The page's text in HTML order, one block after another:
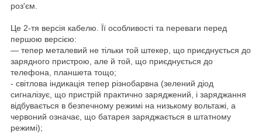
роз'єм.
Це 2-тя версія кабелю. Її особливості та переваги перед
першою версією:
— тепер металевий не тільки той штекер, що приєднується до
зарядного пристрою, але й той, що приєднується до
телефона, планшета тощо;
- світлова індикація тепер різнобарвна (зелений діод
сигналізує, що пристрій практично заряджений, і заряджання
відбувається в безпечному режимі на низькому вольтажі, а
червоний означає, що батарея заряджається в штатному
режимі);